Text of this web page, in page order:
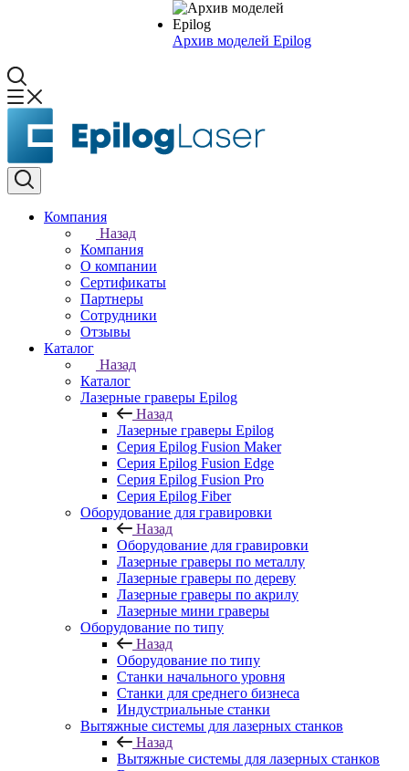
Архив моделей Epilog
Компания
Назад
Компания
О компании
Сертификаты
Партнеры
Сотрудники
Отзывы
Каталог
Назад
Каталог
Лазерные граверы Epilog
Назад
Лазерные граверы Epilog
Серия Epilog Fusion Maker
Серия Epilog Fusion Edge
Серия Epilog Fusion Pro
Серия Epilog Fiber
Оборудование для гравировки
Назад
Оборудование для гравировки
Лазерные граверы по металлу
Лазерные граверы по дереву
Лазерные граверы по акрилу
Лазерные мини граверы
Оборудование по типу
Назад
Оборудование по типу
Cтанки начального уровня
Станки для среднего бизнеса
Индустриальные станки
Вытяжные системы для лазерных станков
Назад
Вытяжные системы для лазерных станков